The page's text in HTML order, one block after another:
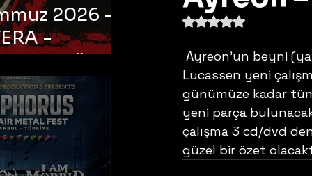
5 üzerinden NaN yıldız
Lucassen yeni
günümüze kadar
yeni parça
çalışma 3 cd/dvd
güzel bir özet
2026 -
-
Ataköy
Arena